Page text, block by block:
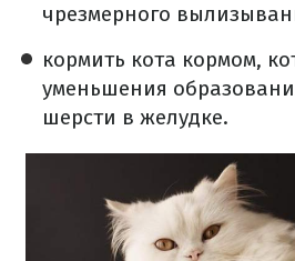
чрезмерного
кормить кота кормом,
уменьшения
шерсти в желудке.